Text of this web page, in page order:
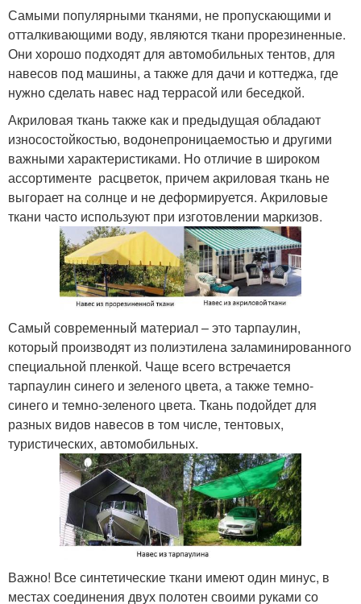
Самыми популярными тканями, не пропускающими и
отталкивающими воду, являются ткани прорезиненные.
Они хорошо подходят для автомобильных тентов, для
навесов под машины, а также для дачи и коттеджа, где
нужно сделать навес над террасой или беседкой.
Акриловая ткань также как и предыдущая обладают
износостойкостью, водонепроницаемостью и другими
важными характеристиками. Но отличие в широком
ассортименте расцветок, причем акриловая ткань не
выгорает на солнце и не деформируется. Акриловые
ткани часто используют при изготовлении маркизов.
Самый современный материал – это тарпаулин,
который производят из полиэтилена заламинированного
специальной пленкой. Чаще всего встречается
тарпаулин синего и зеленого цвета, а также темно-
синего и темно-зеленого цвета. Ткань подойдет для
разных видов навесов в том числе, тентовых,
туристических, автомобильных.
Важно! Все синтетические ткани имеют один минус, в
местах соединения двух полотен своими руками со